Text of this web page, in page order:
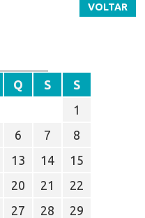
VOLTAR
Q S
S
1
6 7
8
13 14
15
20 21
22
27 28
29